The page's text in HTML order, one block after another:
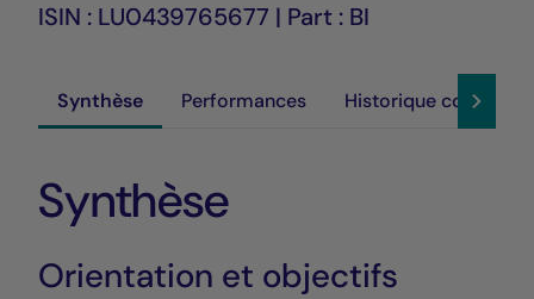
ISIN : LU0439765677 | Part : BI
Synthèse Performances Historique cours
Synthèse
Orientation et objectifs